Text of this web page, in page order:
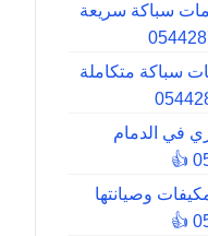
سباكة سريعة
سباكة متكاملة
في الدمام
وصيانتها